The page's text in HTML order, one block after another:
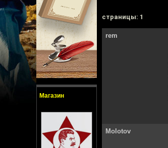
Магазин
cтраницы: 1
rem
Molotov